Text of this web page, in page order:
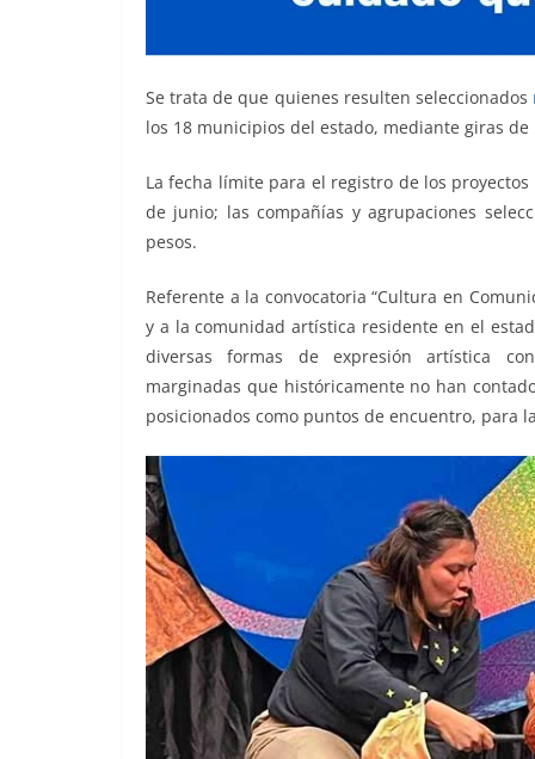
Se trata de que quienes resulten seleccionados
los 18 municipios del estado, mediante giras
La fecha límite para el registro de los
de junio; las compañías y agrupaciones
pesos.
Referente a la convocatoria “Cultura en
y a la comunidad artística residente en el
diversas formas de expresión artística
marginadas que históricamente no han
posicionados como puntos de encuentro, para